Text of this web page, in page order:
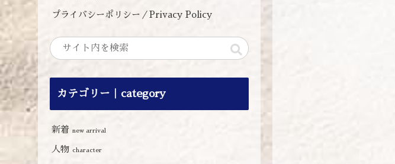
プライバシーポリシー／Privacy Policy
カテゴリー｜category
新着 new arrival
人物 character